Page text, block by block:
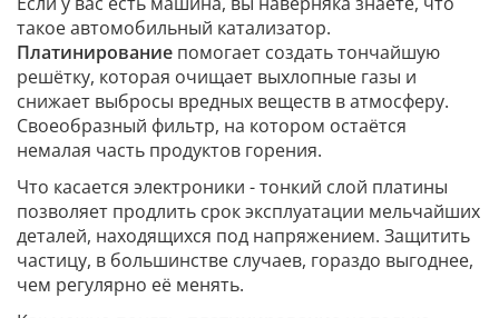
такое автомобильный катализатор.
Платинирование помогает создать тончайшую
решётку, которая очищает выхлопные газы и
снижает выбросы вредных веществ в атмосферу.
Своеобразный фильтр, на котором остаётся
немалая часть продуктов горения.
Что касается электроники - тонкий слой платины
позволяет продлить срок эксплуатации мельчайших
деталей, находящихся под напряжением. Защитить
частицу, в большинстве случаев, гораздо выгоднее,
чем регулярно её менять.